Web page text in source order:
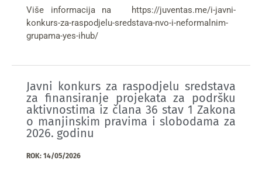
Više informacija na https://juventas.me/i-javni-
konkurs-za-raspodjelu-sredstava-nvo-i-neformalnim-
grupama-yes-ihub/
Javni konkurs za raspodjelu sredstava
za finansiranje projekata za podršku
aktivnostima iz člana 36 stav 1 Zakona
o manjinskim pravima i slobodama za
2026. godinu
ROK: 14/05/2026